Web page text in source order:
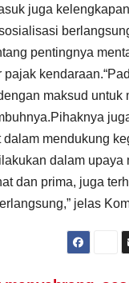
juga
pentingnya
maksud untuk
mendukung
dalam upaya
dan prima, juga
jelas